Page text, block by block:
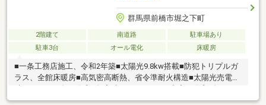
群馬県前橋市堀之下町
2階建て 南道路
駐車場あり
駐車3台
オール電化 床暖房
■一条工務店施工、令和2年築■太陽光9.8kw搭載■防犯トリプルガ
ラス、全館床暖房■高気密高断熱、省令準耐火構造■太陽光売電実
績\306384円/年（令和7年実績）■リフォーム内容（令和6年8
月）：外構整地、一部舗装、砕石敷、クロス張替、CF張替、一部